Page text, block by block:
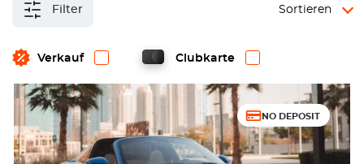
Filter
Verkauf Clubkarte
Sortieren
NO DEPOSIT